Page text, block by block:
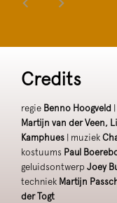
Credits
regie Benno Hoogveld
Martijn van der Veen,
Kamphues
| muziek
kostuums Paul
geluidsontwerp Joey
techniek Martijn
der Togt